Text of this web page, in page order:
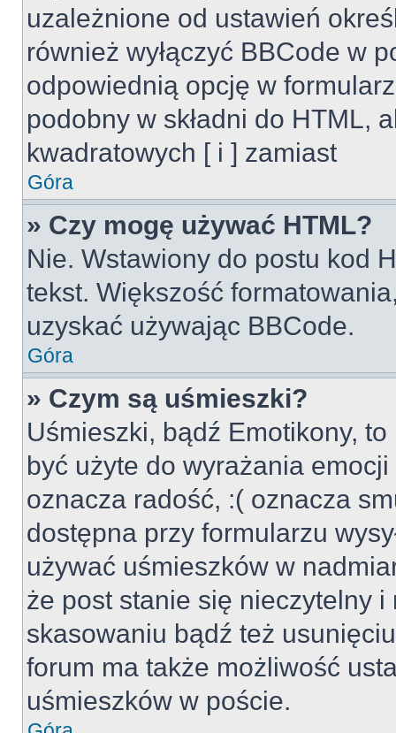
uzależnione od ustawień
również wyłączyć BBCode w
odpowiednią opcję w
podobny w składni do HTML,
kwadratowych [ i ] zamiast
Góra
» Czy mogę używać HTML?
Nie. Wstawiony do postu kod
tekst. Większość
uzyskać używając BBCode.
Góra
» Czym są uśmieszki?
Uśmieszki, bądź Emotikony,
być użyte do wyrażania
oznacza radość, :( oznacza
dostępna przy formularzu
używać uśmieszków w
że post stanie się nieczytelny
skasowaniu bądź też
forum ma także możliwość
uśmieszków w poście.